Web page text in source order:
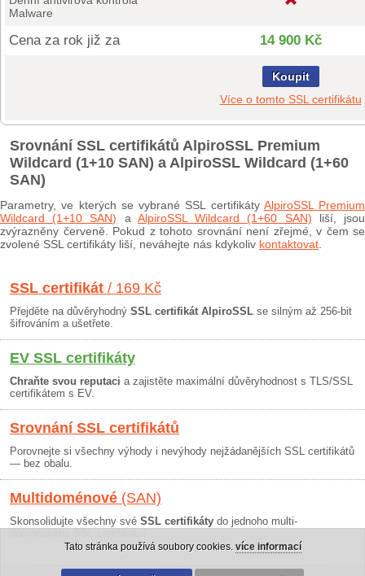
Malware
Cena za rok již za 14 900 Kč
Koupit
Více o tomto SSL certifikátu
Srovnání SSL certifikátů AlpiroSSL Premium
Wildcard (1+10 SAN) a AlpiroSSL Wildcard (1+60
SAN)
Parametry, ve kterých se vybrané SSL certifikáty AlpiroSSL Premium
Wildcard (1+10 SAN) a AlpiroSSL Wildcard (1+60 SAN) liší, jsou
zvýrazněny červeně. Pokud z tohoto srovnání není zřejmé, v čem se
zvolené SSL certifikáty liší, neváhejte nás kdykoliv kontaktovat
SSL certifikát / 169 Kč
Přejděte na důvěryhodný SSL certifikát AlpiroSSL se silným až 256-bit
šifrováním a ušetřete.
EV SSL certifikáty
Chraňte svou reputaci a zajistěte maximální důvěryhodnost s TLS/SSL
certifikátem s EV.
Srovnání SSL certifikátů
Porovnejte si všechny výhody i nevýhody nejžádanějších SSL certifikátů
— bez obalu.
Multidoménové (SAN)
Skonsolidujte všechny své SSL certifikáty do jednoho multi-
Tato stránka používá soubory cookies. více informací